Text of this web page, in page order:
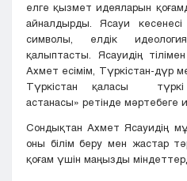
елге қызмет идеяларын
айналдырды. Ясауи кесенесі
символы, елдік
қалыптасты. Ясауидің
Ахмет есімім, Түркістан-дүр
Түркістан қаласы түркі
астанасы» ретінде мәртебеге
Сондықтан Ахмет Ясауидің
оны білім беру мен жастар
қоғам үшін маңызды